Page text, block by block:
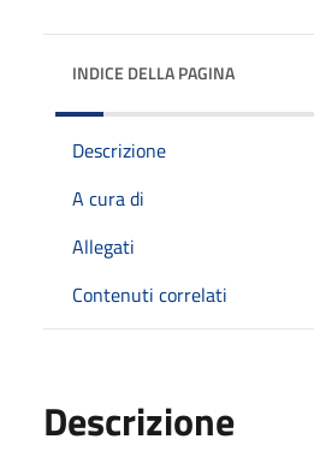
INDICE DELLA PAGINA
Descrizione
A cura di
Allegati
Contenuti correlati
Descrizione